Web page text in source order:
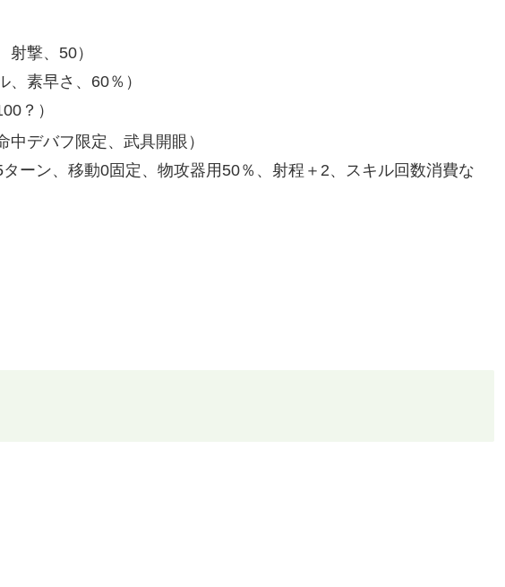
射撃、50）
、素早さ、60％）
？）
デバフ限定、武具開眼）
ーン、移動0固定、物攻器用50％、射程＋2、スキル回数消費な